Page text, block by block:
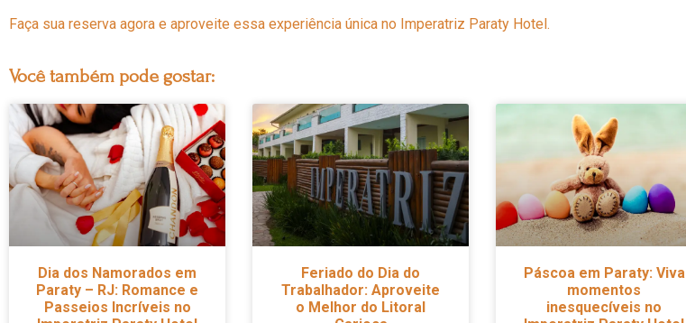
Faça sua reserva agora e aproveite essa experiência única no Imperatriz Paraty Hotel.
Você também pode gostar:
Dia dos Namorados em
Paraty – RJ: Romance e
Passeios Incríveis no
Feriado do Dia do
Trabalhador: Aproveite
o Melhor do Litoral
Páscoa em Paraty: Viva
momentos
inesquecíveis no